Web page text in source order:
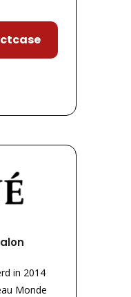
in 2014
Monde